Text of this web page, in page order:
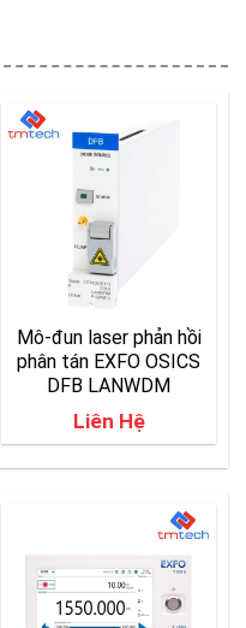
Mô-đun laser phản hồi
phân tán EXFO OSICS
DFB LANWDM
Liên Hệ